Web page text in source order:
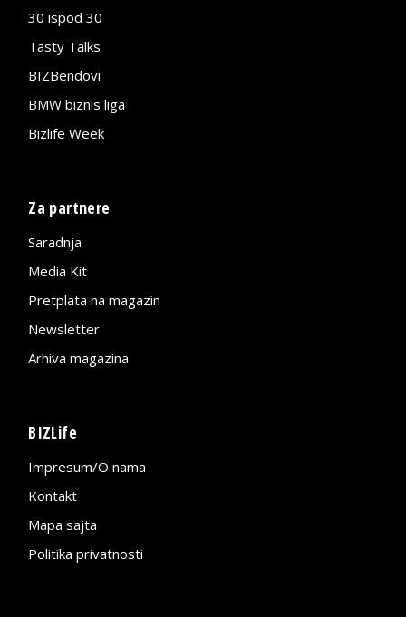
30 ispod 30
Tasty Talks
BIZBendovi
BMW biznis liga
Bizlife Week
Za partnere
Saradnja
Media Kit
Pretplata na magazin
Newsletter
Arhiva magazina
BIZLife
Impresum/O nama
Kontakt
Mapa sajta
Politika privatnosti